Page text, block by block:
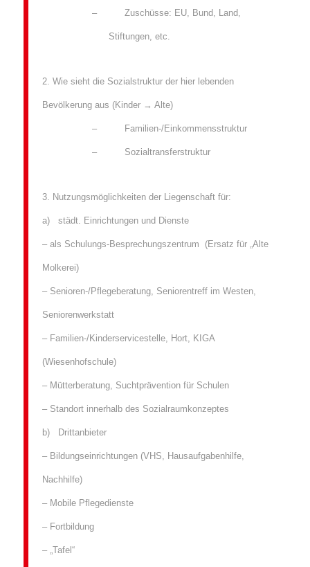
– Zuschüsse: EU, Bund, Land,
Stiftungen, etc.
2. Wie sieht die Sozialstruktur der hier lebenden
Bevölkerung aus (Kinder → Alte)
– Familien-/Einkommensstruktur
– Sozialtransferstruktur
3. Nutzungsmöglichkeiten der Liegenschaft für:
a) städt. Einrichtungen und Dienste
– als Schulungs-Besprechungszentrum (Ersatz für „Alte
Molkerei)
– Senioren-/Pflegeberatung, Seniorentreff im Westen,
Seniorenwerkstatt
– Familien-/Kinderservicestelle, Hort, KIGA
(Wiesenhofschule)
– Mütterberatung, Suchtprävention für Schulen
– Standort innerhalb des Sozialraumkonzeptes
b) Drittanbieter
– Bildungseinrichtungen (VHS, Hausaufgabenhilfe,
Nachhilfe)
– Mobile Pflegedienste
– Fortbildung
– „Tafel“